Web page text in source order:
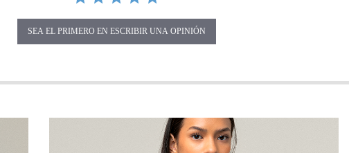
SEA EL PRIMERO EN ESCRIBIR UNA OPINIÓN